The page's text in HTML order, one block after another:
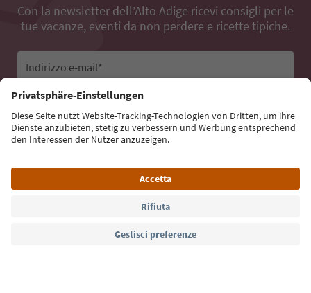
Con la newsletter dell’Alto Adige ricevi consigli per le
tue vacanze, eventi da non perdere e ricette tipiche.
Indirizzo e-mail*
Iscriviti alla newsletter